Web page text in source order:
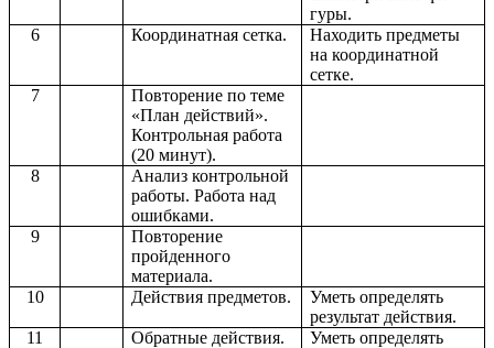
гуры.
6
Координатная сетка.
Находить предметы
на координатной
сетке.
7
Повторение по теме
«План действий».
Контрольная работа
(20 минут).
8
Анализ контрольной
работы. Работа над
ошибками.
9
Повторение
пройденного
материала.
10
Действия предметов.
Уметь определять
результат действия.
11
Обратные действия.
Уметь определять